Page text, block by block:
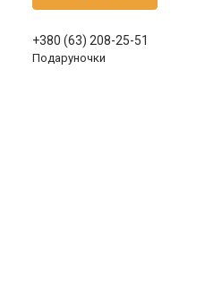
+380 (63) 208-25-51
Подаруночки